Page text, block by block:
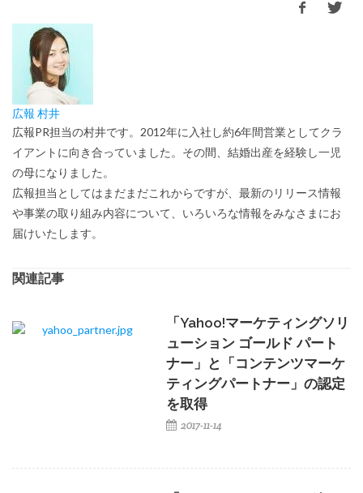
広報 村井
広報PR担当の村井です。2012年に入社し約6年間営業としてクラ
イアントに向き合っていました。その間、結婚出産を経験し一児
の母になりました。
広報担当としてはまだまだこれからですが、最新のリリース情報
や事業の取り組み内容について、いろいろな情報をみなさまにお
届けいたします。
関連記事
「Yahoo!マーケティングソリ
ューション ゴールド パート
ナー」と「コンテンツマーケ
ティングパートナー」の認定
を取得
2017-11-14